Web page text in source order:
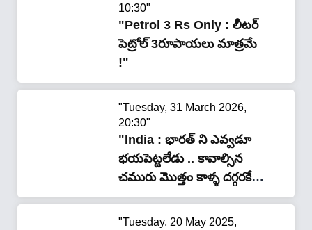
10:30"
"Petrol 3 Rs Only : లీటర్
పెట్రోల్ 3రూపాయలు మాత్రమే
!"
"Tuesday, 31 March 2026,
20:30"
"India : భారత్ ని ఎవ్వడూ
భయపెట్టలేడు .. కావాల్సిన
చమురు మొత్తం కాళ్ళ దగ్గరకే
వచ్చింది..!"
"Tuesday, 20 May 2025,